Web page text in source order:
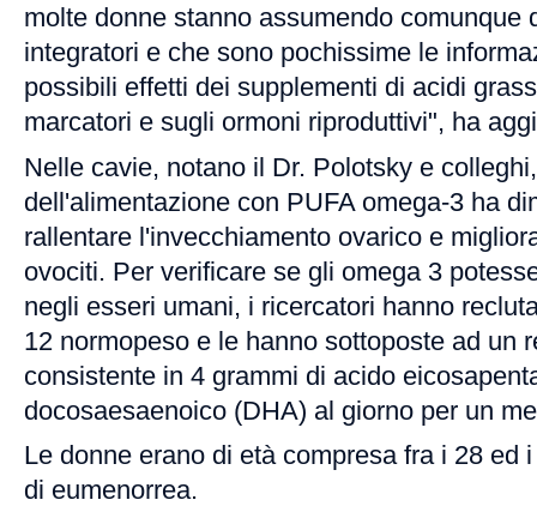
molte donne stanno assumendo comunque
integratori e che sono pochissime le
possibili effetti dei supplementi di acidi
marcatori e sugli ormoni riproduttivi", ha
Nelle cavie, notano il Dr. Polotsky e
dell'alimentazione con PUFA omega-3 ha
rallentare l'invecchiamento ovarico e
ovociti. Per verificare se gli omega 3
negli esseri umani, i ricercatori hanno
12 normopeso e le hanno sottoposte ad un
consistente in 4 grammi di acido
docosaesaenoico (DHA) al giorno per un
Le donne erano di età compresa fra i 28 ed
di eumenorrea.